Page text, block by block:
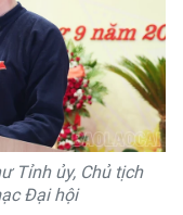
Tỉnh ủy, Chủ tịch
Đại hội